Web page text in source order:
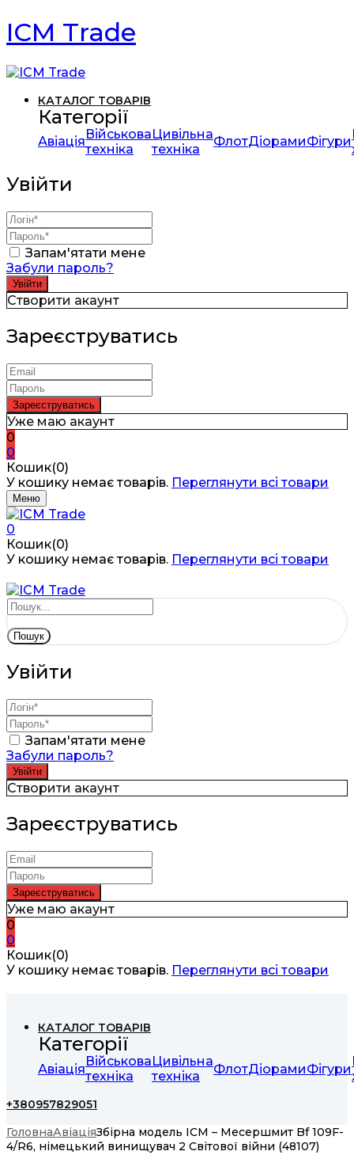
ICM Trade
КАТАЛОГ ТОВАРІВ
Категорії
АвіаціяВійськова
техніка
Цивільна
техніка
ФлотДіорамиФігури
Увійти
Запам'ятати мене
Забули пароль?
Створити акаунт
Зареєструватись
Уже маю акаунт
0
0
Кошик(0)
У кошику немає товарів. Переглянути всі товари
Меню
0
Кошик(0)
У кошику немає товарів. Переглянути всі товари
Пошук
Увійти
Запам'ятати мене
Забули пароль?
Створити акаунт
Зареєструватись
Уже маю акаунт
0
0
Кошик(0)
У кошику немає товарів. Переглянути всі товари
КАТАЛОГ ТОВАРІВ
Категорії
АвіаціяВійськова
техніка
Цивільна
техніка
ФлотДіорамиФігури
+380957829051
ГоловнаАвіаціяЗбірна модель ICM – Месершмит Bf 109F-
4/R6, німецький винищувач 2 Світової війни (48107)